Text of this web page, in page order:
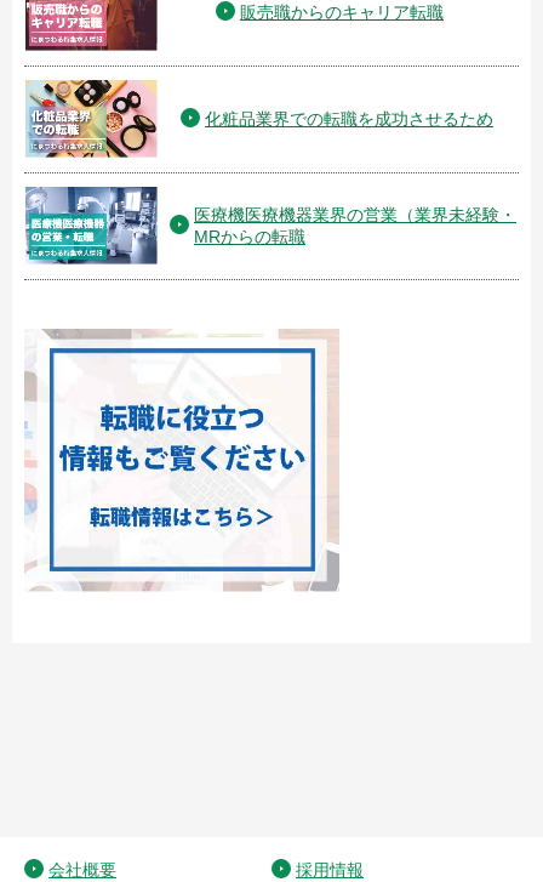
販売職からのキャリア転職
化粧品業界での転職を成功させるため
医療機医療機器業界の営業（業界未経験・
MRからの転職
会社概要 採用情報